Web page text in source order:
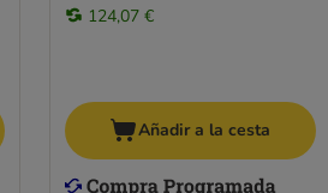
124,07 €
Añadir a la cesta